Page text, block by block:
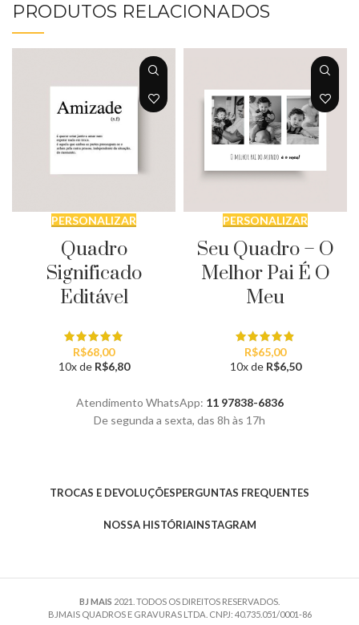
PRODUTOS RELACIONADOS
PERSONALIZAR
Quadro
Significado
Editável
R$68,00
10x de R$6,80
PERSONALIZAR
Seu Quadro – O
Melhor Pai É O
Meu
R$65,00
10x de R$6,50
Atendimento WhatsApp: 11 97838-6836
De segunda a sexta, das 8h às 17h
TROCAS E DEVOLUÇÕESPERGUNTAS FREQUENTES
NOSSA HISTÓRIAINSTAGRAM
BJ MAIS 2021. TODOS OS DIREITOS RESERVADOS.
BJMAIS QUADROS E GRAVURAS LTDA. CNPJ: 40.735.051/0001-86